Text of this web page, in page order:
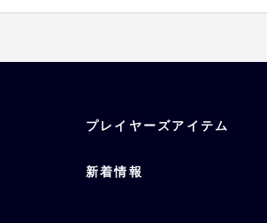
プレイヤーズアイテム
新着情報